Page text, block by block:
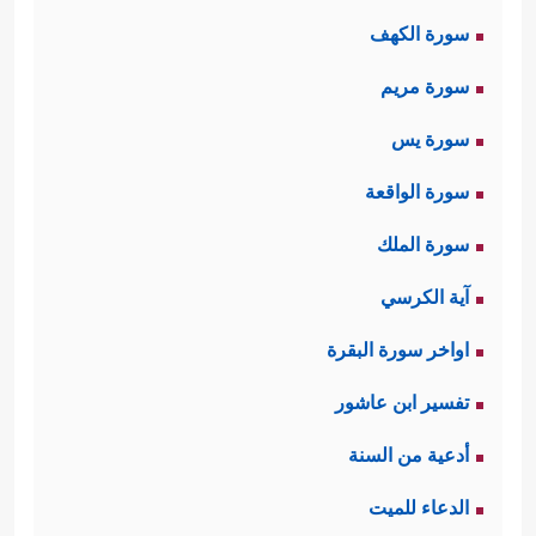
وبعد هذا الخراب الشامِل، يأتي الحساب
﴿فَأَمَّا مَن ثَقُلَتۡ مَوَ ٰ⁠زِینُهُۥ ﭵفَهُوَ فِی عِیشَةࣲ رَّاضِیَةࣲ
﴿٧﴾
وَأَمَّا مَنۡ خَفَّتۡ مَوَ ٰ⁠زِینُهُۥ
﴿٩﴾
وَمَاۤ أَدۡرَىٰكَ مَا هِیَهۡ
سورة الكهف
سورة مريم
سورة يس
سورة الواقعة
سورة الملك
آية الكرسي
اواخر سورة البقرة
تفسير ابن عاشور
أدعية من السنة
الدعاء للميت